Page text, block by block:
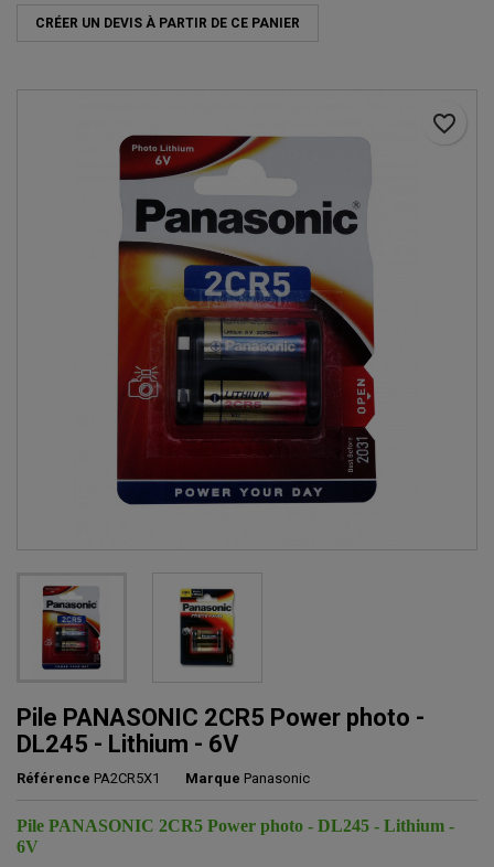
CRÉER UN DEVIS À PARTIR DE CE PANIER
favorite_border
Pile PANASONIC 2CR5 Power photo -
DL245 - Lithium - 6V
Référence PA2CR5X1 Marque Panasonic
Pile PANASONIC 2CR5 Power photo - DL245 - Lithium -
6V